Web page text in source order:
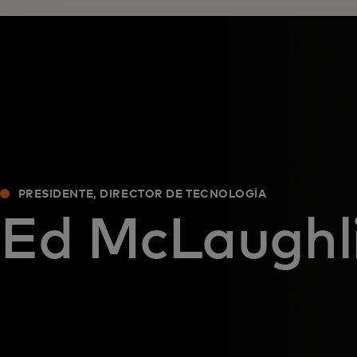
PRESIDENTE, DIRECTOR DE TECNOLOGÍA
Ed